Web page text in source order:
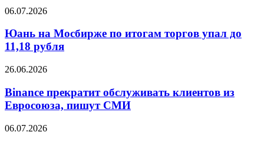
полиции
триллионы
рублей
Юань
Мосбирже
по
итогам
упал
11,18
рубля
06.07.2026
Юань на Мосбирже по итогам торгов упал до
11,18 рубля
Binance
обслуживать
клиентов
из
пишут
26.06.2026
Binance прекратит обслуживать клиентов из
Евросоюза, пишут СМИ
Выдача
06.07.2026